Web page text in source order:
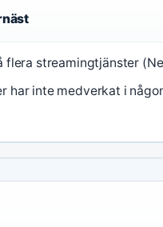
flera streamingtjänster
har inte medverkat i